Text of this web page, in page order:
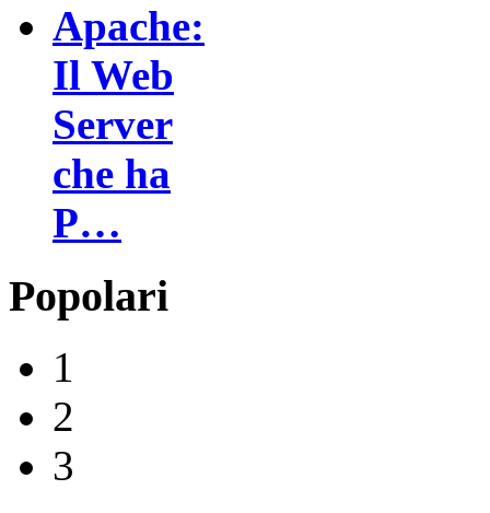
Apache:
Il Web
Server
che ha
P…
Popolari
1
2
3